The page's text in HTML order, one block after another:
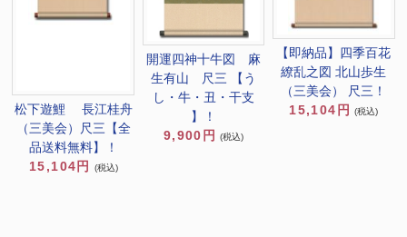
松下遊鯉 長江桂舟
（三美会）尺三【全
品送料無料】！
15,104円
(税込)
開運四神十牛図 麻
生有山 尺三 【う
し・牛・丑・干支
】！
9,900円
(税込)
【即納品】四季百花
繚乱之図 北山歩生
（三美会） 尺三！
15,104円
(税込)